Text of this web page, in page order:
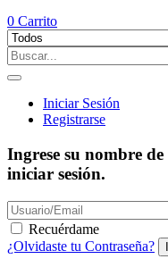
0 Carrito
Iniciar Sesión
Registrarse
Ingrese su nombre
iniciar sesión.
Recuérdame
¿Olvidaste tu Contraseña?